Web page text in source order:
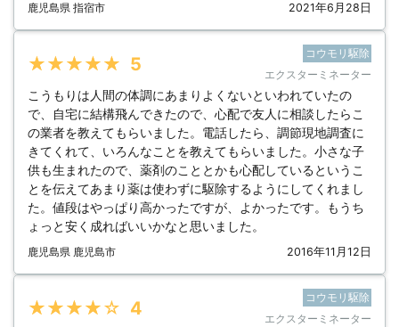
鹿児島県 指宿市 2021年6月28日
★★★★★ 5
コウモリ駆除
エクスターミネーター
こうもりは人間の体調にあまりよくないといわれていたの
で、自宅に結構飛んできたので、心配で友人に相談したらこ
の業者を教えてもらいました。電話したら、調節現地調査に
きてくれて、いろんなことを教えてもらいました。小さな子
供も生まれたので、薬剤のこととかも心配しているというこ
とを伝えてあまり薬は使わずに駆除するようにしてくれまし
た。値段はやっぱり高かったですが、よかったです。もうち
ょっと安く成ればいいかなと思いました。
鹿児島県 鹿児島市 2016年11月12日
★★★★★ 4
コウモリ駆除
エクスターミネーター